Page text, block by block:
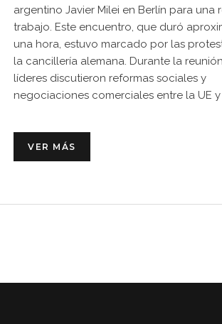
argentino Javier Milei en Berlín para una
trabajo. Este encuentro, que duró
una hora, estuvo marcado por las
la cancillería alemana. Durante la
líderes discutieron reformas sociales y
negociaciones comerciales entre la UE y
VER MÁS